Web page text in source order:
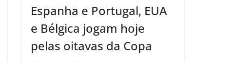
Espanha e Portugal, EUA
e Bélgica jogam hoje
pelas oitavas da Copa